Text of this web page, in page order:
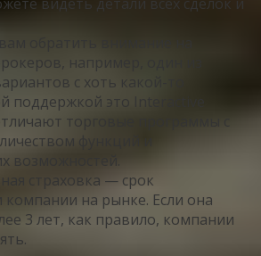
например, один из
с хоть какой-то
поддержкой это Interactive
торговые программы с
функций и
возможностей.
страховка — срок
компании на рынке. Если она
3 лет, как правило, компании